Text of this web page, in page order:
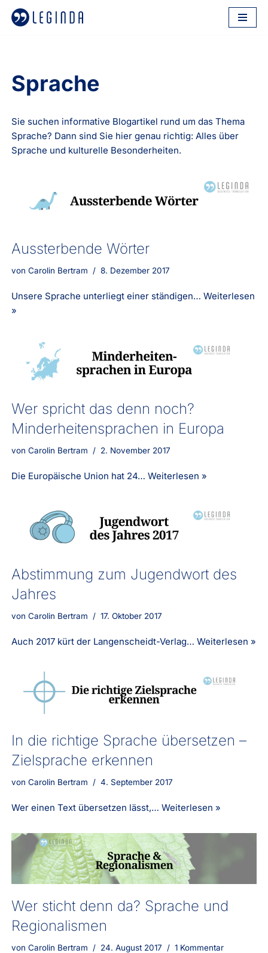
Sprache
Sie suchen informative Blogartikel rund um das Thema
Sprache? Dann sind Sie hier genau richtig: Alles über
Sprache und kulturelle Besonderheiten.
Aussterbende Wörter
vonCarolin Bertram 8. Dezember 2017
Unsere Sprache unterliegt einer ständigen…Weiterlesen
»
Wer spricht das denn noch?
Minderheitensprachen in Europa
vonCarolin Bertram 2. November 2017
Die Europäische Union hat 24…Weiterlesen »
Abstimmung zum Jugendwort des
Jahres
vonCarolin Bertram 17. Oktober 2017
Auch 2017 kürt der Langenscheidt-Verlag…Weiterlesen »
In die richtige Sprache übersetzen –
Zielsprache erkennen
vonCarolin Bertram 4. September 2017
Wer einen Text übersetzen lässt,…Weiterlesen »
Wer sticht denn da? Sprache und
Regionalismen
vonCarolin Bertram 24. August 2017 1 Kommentar